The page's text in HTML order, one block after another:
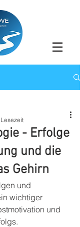
- Erfolge
und die
Gehirn
und
wichtiger
und